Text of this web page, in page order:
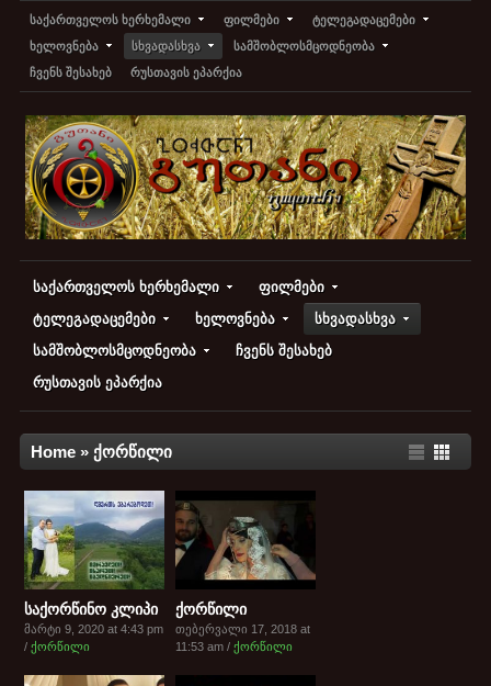
საქართველოს ხერხემალი ფილმები
ტელეგადაცემები
ხელოვნება
სხვადასხვა
სამშობლოსმცოდნეობა
ჩვენს შესახებ
რუსთავის ეპარქია
საქართველოს ხერხემალი
ფილმები
ტელეგადაცემები
ხელოვნება
სხვადასხვა
სამშობლოსმცოდნეობა
ჩვენს შესახებ
რუსთავის ეპარქია
Home» ქორწილი
საქორწინო კლიპი
მარტი 9, 2020 at 4:43 pm
/ქორწილი
ქორწილი
თებერვალი 17, 2018 at
11:53 am /ქორწილი